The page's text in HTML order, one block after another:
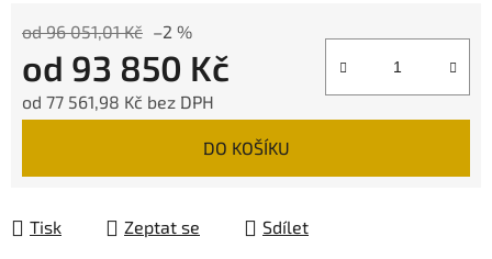
od 96 051,01 Kč –2 %
od 93 850 Kč
od 77 561,98 Kč bez DPH
DO KOŠÍKU
Tisk Zeptat se Sdílet